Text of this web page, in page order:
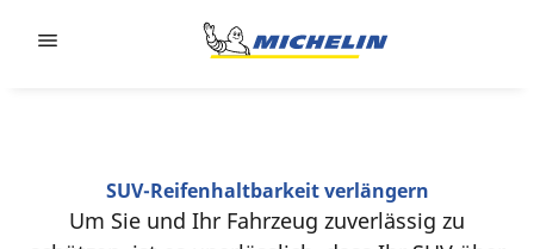
SUV-Reifenhaltbarkeit verlängern
Um Sie und Ihr Fahrzeug zuverlässig zu